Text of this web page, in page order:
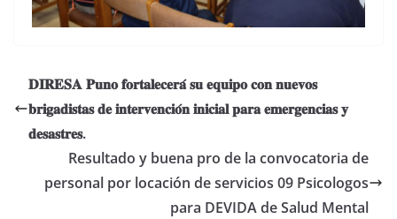
𝐃𝐈𝐑𝐄𝐒𝐀 𝐏𝐮𝐧𝐨 𝐟𝐨𝐫𝐭𝐚𝐥𝐞𝐜𝐞𝐫𝐚́ 𝐬𝐮 𝐞𝐪𝐮𝐢𝐩𝐨 𝐜𝐨𝐧 𝐧𝐮𝐞𝐯𝐨𝐬
𝐛𝐫𝐢𝐠𝐚𝐝𝐢𝐬𝐭𝐚𝐬 𝐝𝐞 𝐢𝐧𝐭𝐞𝐫𝐯𝐞𝐧𝐜𝐢𝐨́𝐧 𝐢𝐧𝐢𝐜𝐢𝐚𝐥 𝐩𝐚𝐫𝐚 𝐞𝐦𝐞𝐫𝐠𝐞𝐧𝐜𝐢𝐚𝐬 𝐲
𝐝𝐞𝐬𝐚𝐬𝐭𝐫𝐞𝐬.
Resultado y buena pro de la convocatoria de
personal por locación de servicios 09 Psicologos
para DEVIDA de Salud Mental